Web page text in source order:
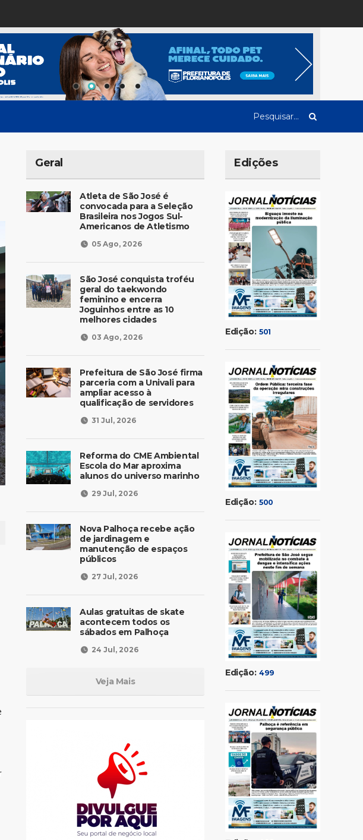
Geral
Atleta de São José é
convocada para a Seleção
Brasileira nos Jogos Sul-
Americanos de Atletismo
05 Ago, 2026
São José conquista troféu
geral do taekwondo
feminino e encerra
Joguinhos entre as 10
melhores cidades
03 Ago, 2026
Prefeitura de São José firma
parceria com a Univali para
ampliar acesso à
qualificação de servidores
31 Jul, 2026
Reforma do CME Ambiental
Escola do Mar aproxima
alunos do universo marinho
29 Jul, 2026
Nova Palhoça recebe ação
de jardinagem e
manutenção de espaços
públicos
27 Jul, 2026
Aulas gratuitas de skate
acontecem todos os
sábados em Palhoça
24 Jul, 2026
Veja Mais
Edições
Edição: 501
Edição: 500
Edição: 499